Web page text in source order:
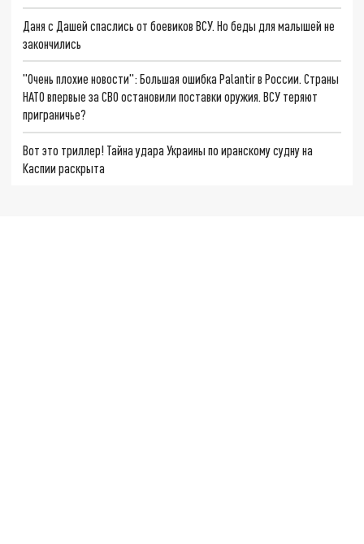
Даня с Дашей спаслись от боевиков ВСУ. Но беды для малышей не
закончились
"Очень плохие новости": Большая ошибка Palantir в России. Страны
НАТО впервые за СВО остановили поставки оружия. ВСУ теряют
приграничье?
Вот это триллер! Тайна удара Украины по иранскому судну на
Каспии раскрыта